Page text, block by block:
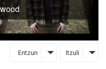
Entzun Itzuli